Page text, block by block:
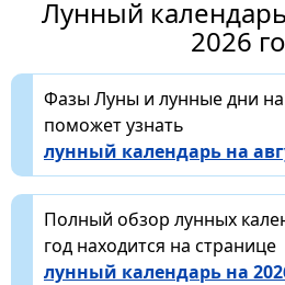
Лунный
2026
Фазы Луны и лунные дни
поможет узнать
лунный календарь на
Полный обзор лунных
год находится на странице
лунный календарь на